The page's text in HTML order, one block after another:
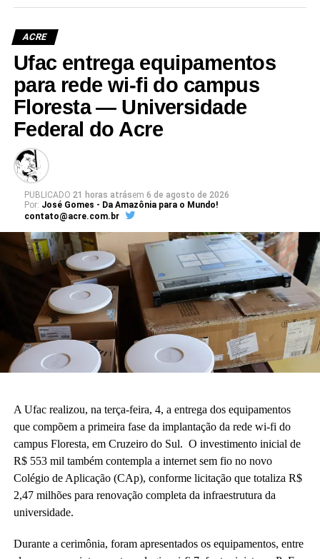
superior da Ufac.
Leia Mais: UFAC
ACRE
Ufac entrega equipamentos
para rede wi-fi do campus
Floresta — Universidade
Federal do Acre
PUBLICADO 21 horas atrásem 6 de agosto de 2026
Por: José Gomes - Da Amazônia para o Mundo!
contato@acre.com.br
A Ufac realizou, na terça-feira, 4, a entrega dos equipamentos
que compõem a primeira fase da implantação da rede wi-fi do
campus Floresta, em Cruzeiro do Sul. O investimento inicial de
R$ 553 mil também contempla a internet sem fio no novo
Colégio de Aplicação (CAp), conforme licitação que totaliza R$
2,47 milhões para renovação completa da infraestrutura da
universidade.
Durante a cerimônia, foram apresentados os equipamentos, entre